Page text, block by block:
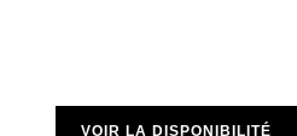
VOIR LA DISPONIBILITÉ